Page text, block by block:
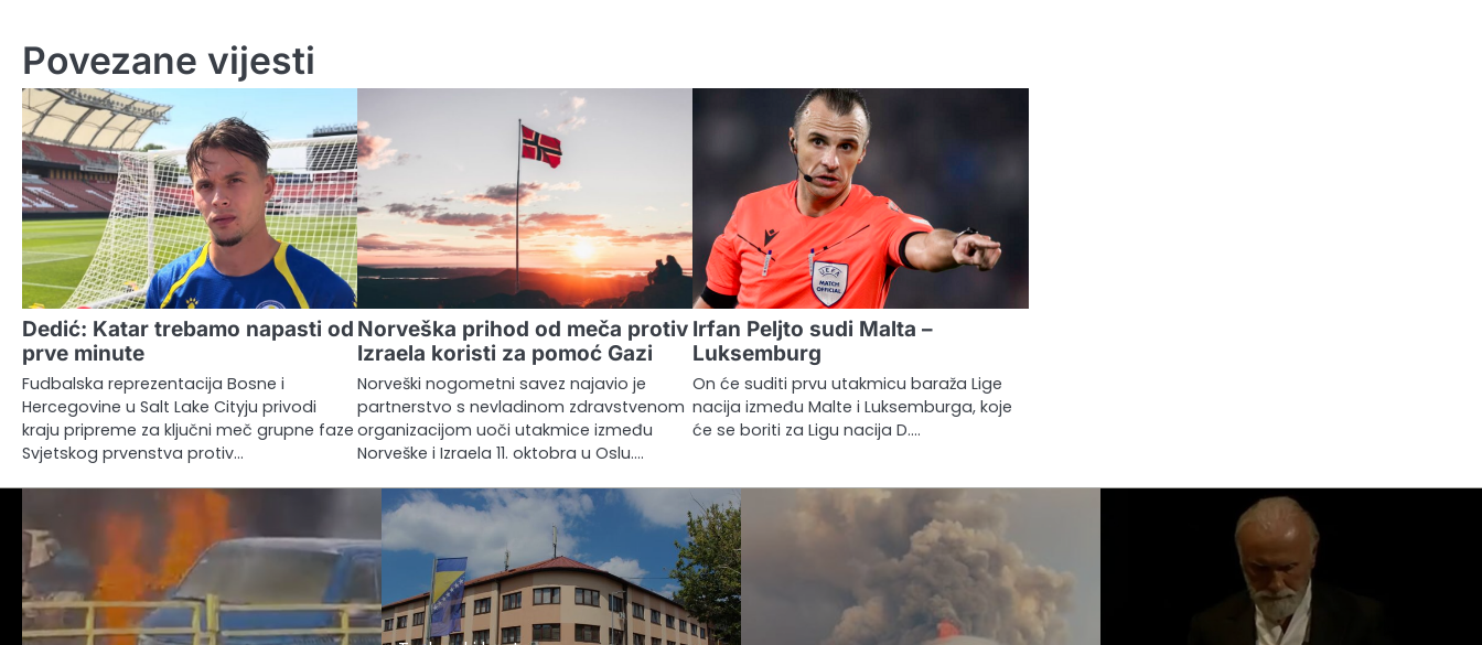
Povezane vijesti
Dedić: Katar trebamo napasti od
prve minute
Fudbalska reprezentacija Bosne i
Hercegovine u Salt Lake Cityju privodi
kraju pripreme za ključni meč grupne faze
Svjetskog prvenstva protiv…
Norveška prihod od meča protiv
Izraela koristi za pomoć Gazi
Norveški nogometni savez najavio je
partnerstvo s nevladinom zdravstvenom
organizacijom uoči utakmice između
Norveške i Izraela 11. oktobra u Oslu.…
Irfan Peljto sudi Malta –
Luksemburg
On će suditi prvu utakmicu baraža Lige
nacija između Malte i Luksemburga, koje
će se boriti za Ligu nacija D.…